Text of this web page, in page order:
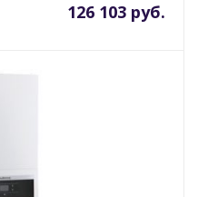
126 103 руб.